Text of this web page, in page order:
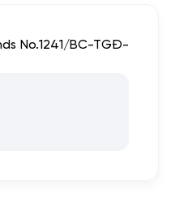
No.1241/BC-TGĐ-